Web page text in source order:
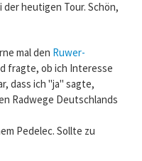
heutigen Tour. Schön,
mal den Ruwer-
fragte, ob ich Interesse
dass ich "ja" sagte,
Radwege Deutschlands
Pedelec. Sollte zu